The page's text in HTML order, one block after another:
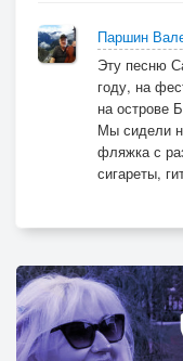
Паршин
Эту песню
году, на
на острове
Мы сидели
фляжка с
сигареты,